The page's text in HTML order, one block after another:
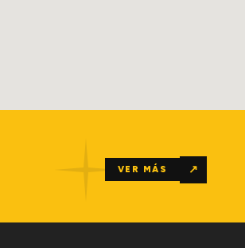
VER MÁS ↗